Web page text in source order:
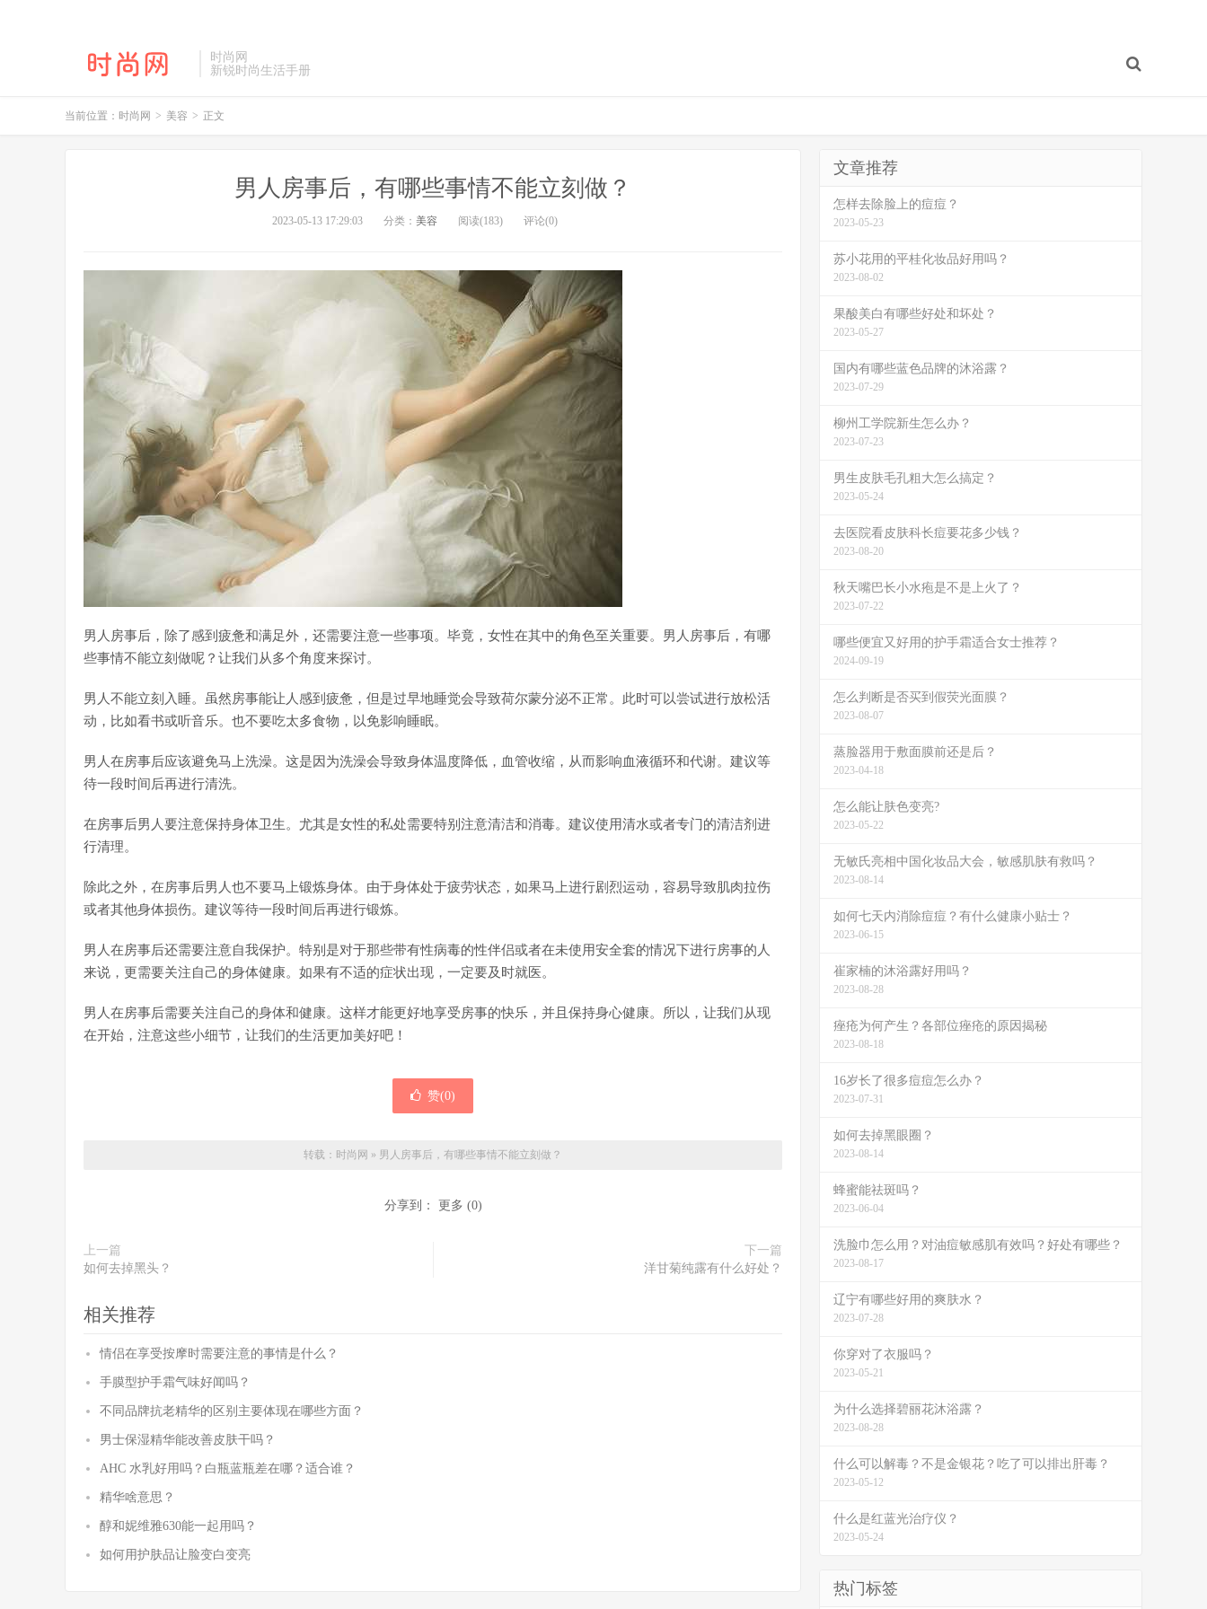
时尚网
新锐时尚生活手册
当前位置： 时尚网 > 美容 > 正文
男人房事后，有哪些事情不能立刻做？
2023-05-13 17:29:03 分类： 美容 阅读(183) 评论(0)
男人房事后，除了感到疲惫和满足外，还需要注意一些事项。毕竟，女性在其中的角色至关重要。男人房事后，有哪
些事情不能立刻做呢？让我们从多个角度来探讨。
男人不能立刻入睡。虽然房事能让人感到疲惫，但是过早地睡觉会导致荷尔蒙分泌不正常。此时可以尝试进行放松活
动，比如看书或听音乐。也不要吃太多食物，以免影响睡眠。
男人在房事后应该避免马上洗澡。这是因为洗澡会导致身体温度降低，血管收缩，从而影响血液循环和代谢。建议等
待一段时间后再进行清洗。
在房事后男人要注意保持身体卫生。尤其是女性的私处需要特别注意清洁和消毒。建议使用清水或者专门的清洁剂进
行清理。
除此之外，在房事后男人也不要马上锻炼身体。由于身体处于疲劳状态，如果马上进行剧烈运动，容易导致肌肉拉伤
或者其他身体损伤。建议等待一段时间后再进行锻炼。
男人在房事后还需要注意自我保护。特别是对于那些带有性病毒的性伴侣或者在未使用安全套的情况下进行房事的人
来说，更需要关注自己的身体健康。如果有不适的症状出现，一定要及时就医。
男人在房事后需要关注自己的身体和健康。这样才能更好地享受房事的快乐，并且保持身心健康。所以，让我们从现
在开始，注意这些小细节，让我们的生活更加美好吧！
赞(0)
转载： 时尚网 » 男人房事后，有哪些事情不能立刻做？
分享到： 更多 (0)
上一篇
如何去掉黑头？
下一篇
洋甘菊纯露有什么好处？
相关推荐
情侣在享受按摩时需要注意的事情是什么？
手膜型护手霜气味好闻吗？
不同品牌抗老精华的区别主要体现在哪些方面？
男士保湿精华能改善皮肤干吗？
AHC 水乳好用吗？白瓶蓝瓶差在哪？适合谁？
精华啥意思？
醇和妮维雅630能一起用吗？
如何用护肤品让脸变白变亮
文章推荐
怎样去除脸上的痘痘？
2023-05-23
苏小花用的平桂化妆品好用吗？
2023-08-02
果酸美白有哪些好处和坏处？
2023-05-27
国内有哪些蓝色品牌的沐浴露？
2023-07-29
柳州工学院新生怎么办？
2023-07-23
男生皮肤毛孔粗大怎么搞定？
2023-05-24
去医院看皮肤科长痘要花多少钱？
2023-08-20
秋天嘴巴长小水疱是不是上火了？
2023-07-22
哪些便宜又好用的护手霜适合女士推荐？
2024-09-19
怎么判断是否买到假荧光面膜？
2023-08-07
蒸脸器用于敷面膜前还是后？
2023-04-18
怎么能让肤色变亮?
2023-05-22
无敏氏亮相中国化妆品大会，敏感肌肤有救吗？
2023-08-14
如何七天内消除痘痘？有什么健康小贴士？
2023-06-15
崔家楠的沐浴露好用吗？
2023-08-28
痤疮为何产生？各部位痤疮的原因揭秘
2023-08-18
16岁长了很多痘痘怎么办？
2023-07-31
如何去掉黑眼圈？
2023-08-14
蜂蜜能祛斑吗？
2023-06-04
洗脸巾怎么用？对油痘敏感肌有效吗？好处有哪些？
2023-08-17
辽宁有哪些好用的爽肤水？
2023-07-28
你穿对了衣服吗？
2023-05-21
为什么选择碧丽花沐浴露？
2023-08-28
什么可以解毒？不是金银花？吃了可以排出肝毒？
2023-05-12
什么是红蓝光治疗仪？
2023-05-24
热门标签